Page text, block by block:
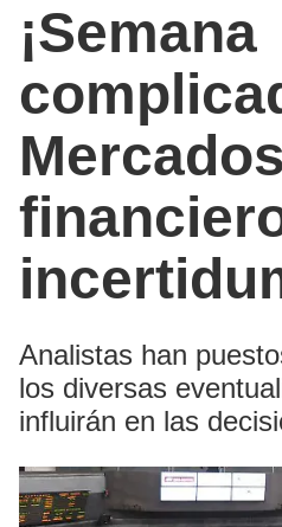
¡Semana
Mercados
Analistas han
los diversas
influirán en las